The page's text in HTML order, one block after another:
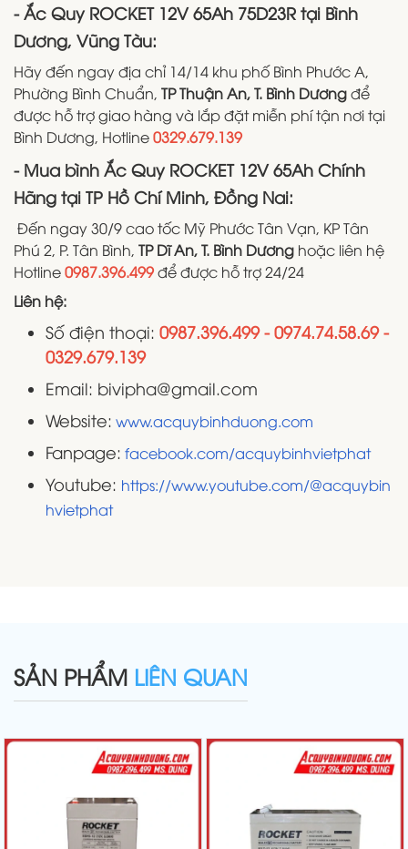
- Ắc Quy ROCKET 12V 65Ah 75D23R tại Bình
Dương, Vũng Tàu:
Hãy đến ngay địa chỉ 14/14 khu phố Bình Phước A,
Phường Bình Chuẩn, TP Thuận An, T. Bình Dươngđể
được hỗ trợ giao hàng và lắp đặt miễn phí tận nơi tại
Bình Dương, Hotline0329.679.139
- Mua bình Ắc Quy ROCKET 12V 65Ah Chính
Hãng tại TP Hồ Chí Minh, Đồng Nai:
Đến ngay 30/9 cao tốc Mỹ Phước Tân Vạn, KP Tân
Phú 2, P. Tân Bình, TP Dĩ An, T. Bình Dương hoặc liên hệ
Hotline0987.396.499để được hỗ trợ 24/24
Liên hệ:
Số điện thoại: 0987.396.499 - 0974.74.58.69 -
0329.679.139
Email: bivipha@gmail.com
Website: www.acquybinhduong.com
Fanpage: facebook.com/acquybinhvietphat
Youtube: https://www.youtube.com/@acquybin
hvietphat
SẢN PHẨM LIÊN QUAN